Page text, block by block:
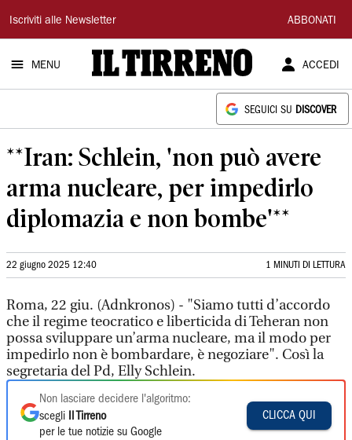
Il
Tirreno
Iscriviti alle Newsletter ABBONATI
MENU ACCEDI
SEGUICI SU DISCOVER
**Iran: Schlein, 'non può avere
arma nucleare, per impedirlo
diplomazia e non bombe'**
22 giugno 2025 12:40 1 MINUTI DI LETTURA
Roma, 22 giu. (Adnkronos) - "Siamo tutti d’accordo
che il regime teocratico e liberticida di Teheran non
possa sviluppare un’arma nucleare, ma il modo per
impedirlo non è bombardare, è negoziare". Così la
segretaria del Pd, Elly Schlein.
Non lasciare decidere l'algoritmo:
scegli
Il Tirreno
per le tue notizie su Google
CLICCA QUI